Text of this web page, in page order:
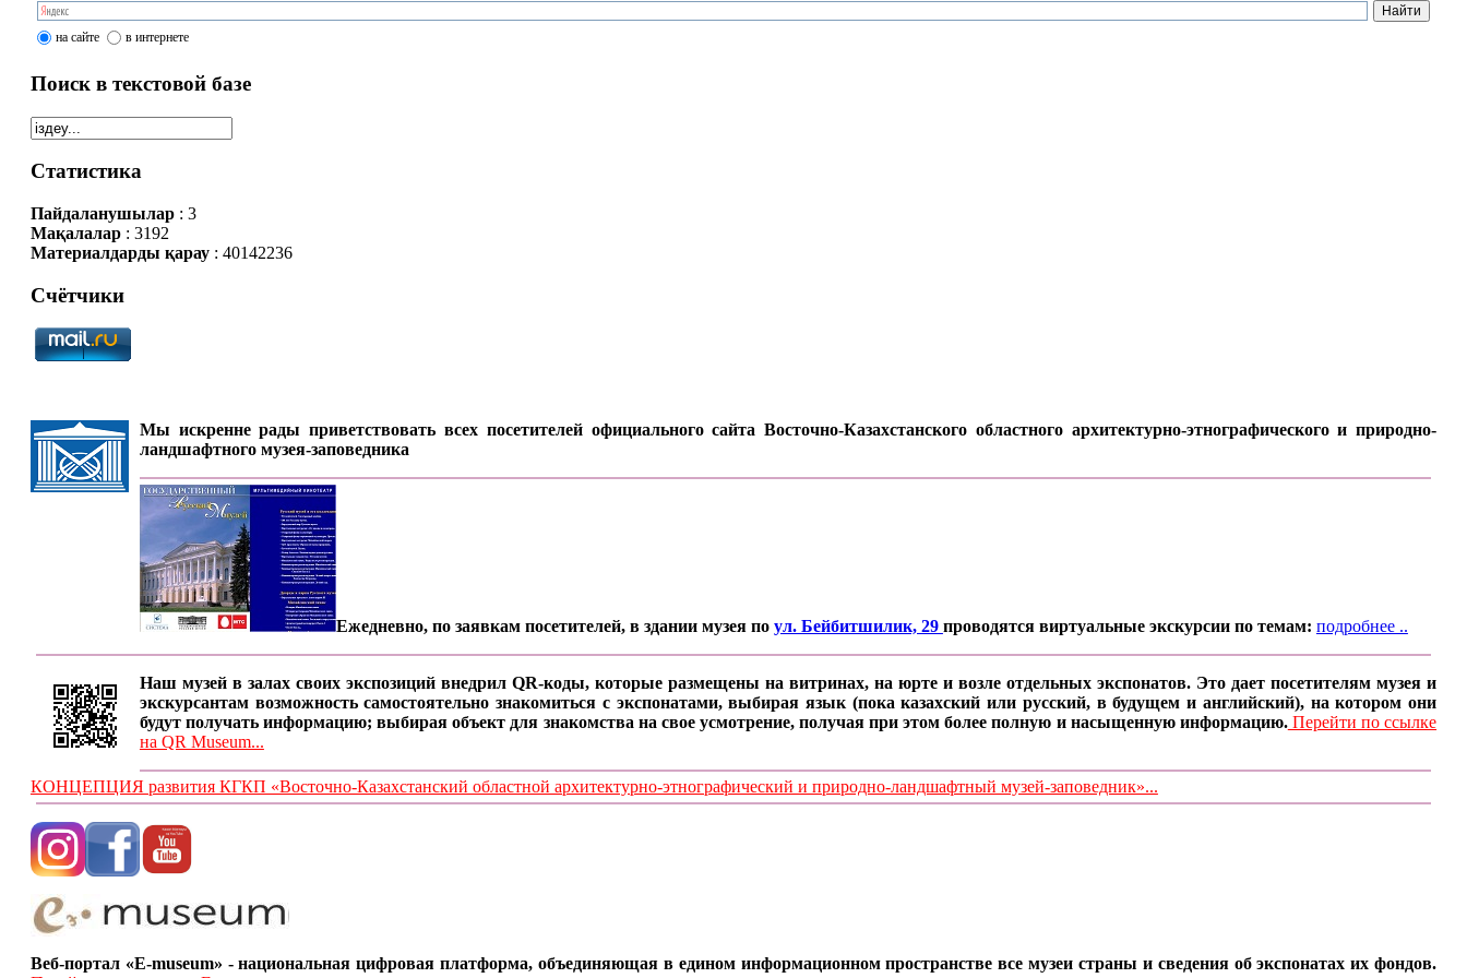
на сайте в интернете
Поиск в текстовой базе
Статистика
Пайдаланушылар: 3
Мақалалар: 3192
Материалдарды қарау: 40142236
Счётчики
Мы искренне рады приветствовать всех посетителей официального сайта Восточно-Казахстанского областного архитектурно-этнографического и природно-
ландшафтного музея-заповедника
Ежедневно, по заявкам посетителей, в здании музея по ул. Бейбитшилик, 29 проводятся виртуальные экскурсии по темам: подробнее ..
Наш музей в залах своих экспозиций внедрил QR-коды, которые размещены на витринах, на юрте и возле отдельных экспонатов. Это дает посетителям музея и
экскурсантам возможность самостоятельно знакомиться с экспонатами, выбирая язык (пока казахский или русский, в будущем и английский), на котором они
будут получать информацию; выбирая объект для знакомства на свое усмотрение, получая при этом более полную и насыщенную информацию.Перейти по ссылке
на QR Museum...
КОНЦЕПЦИЯ развития КГКП «Восточно-Казахстанский областной архитектурно-этнографический и природно-ландшафтный музей-заповедник»...
Веб-портал «E-museum» - национальная цифровая платформа, объединяющая в едином информационном пространстве все музеи страны и сведения об экспонатах их фондов.